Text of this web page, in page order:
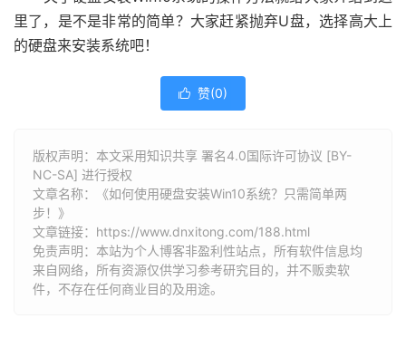
里了，是不是非常的简单？大家赶紧抛弃U盘，选择高大上
的硬盘来安装系统吧！
 赞(0)
版权声明：本文采用知识共享 署名4.0国际许可协议 [BY-
NC-SA] 进行授权
文章名称：《如何使用硬盘安装Win10系统？只需简单两
步！》
文章链接： https://www.dnxitong.com/188.html
免责声明：本站为个人博客非盈利性站点，所有软件信息均
来自网络，所有资源仅供学习参考研究目的，并不贩卖软
件，不存在任何商业目的及用途。